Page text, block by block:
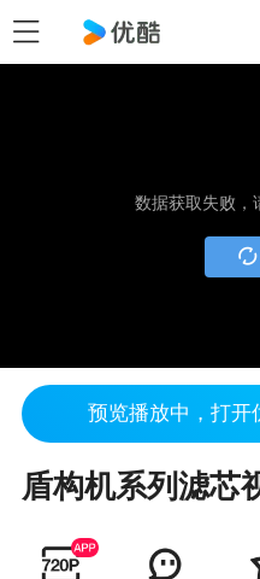
数据获取失败，
预览播放中，打开
盾构机系列滤芯